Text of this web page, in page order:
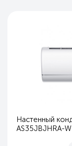
Настенный
AS35JBJHRA-